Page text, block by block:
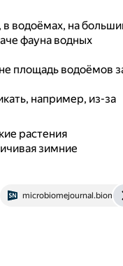
водоёмах, на
фауна водных
площадь водоёмов
например, из-за
растения
зимние